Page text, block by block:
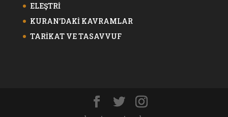
ELEŞTRİ
KURAN’DAKİ KAVRAMLAR
TARİKAT VE TASAVVUF